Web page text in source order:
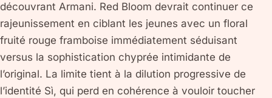
découvrant Armani. Red Bloom devrait continuer ce
rajeunissement en ciblant les jeunes avec un floral
fruité rouge framboise immédiatement séduisant
versus la sophistication chyprée intimidante de
l’original. La limite tient à la dilution progressive de
l’identité Sì, qui perd en cohérence à vouloir toucher